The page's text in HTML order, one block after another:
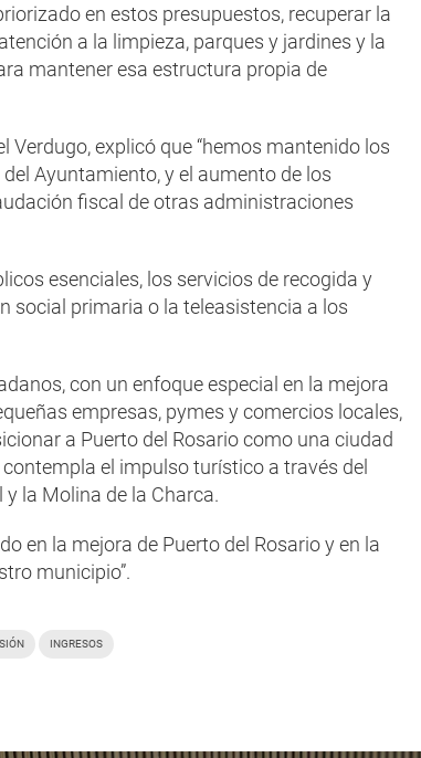
en estos presupuestos, recuperar la
a la limpieza, parques y jardines y la
mantener esa estructura propia de
Verdugo, explicó que “hemos mantenido los
Ayuntamiento, y el aumento de los
fiscal de otras administraciones
esenciales, los servicios de recogida y
social primaria o la teleasistencia a los
con un enfoque especial en la mejora
empresas, pymes y comercios locales,
a Puerto del Rosario como una ciudad
el impulso turístico a través del
la Molina de la Charca.
en la mejora de Puerto del Rosario y en la
municipio”.
INGRESOS